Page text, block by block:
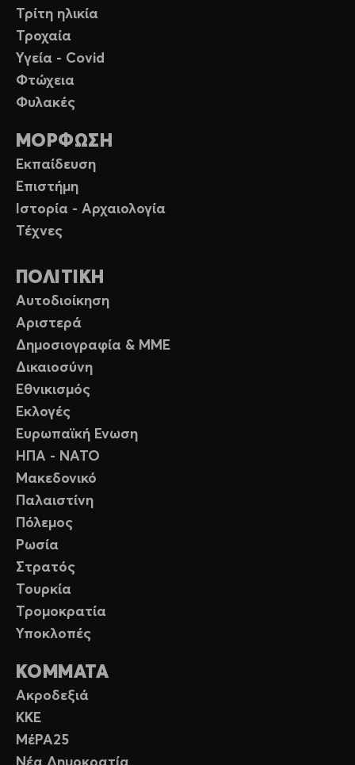
Τρίτη ηλικία
Τροχαία
Υγεία - Covid
Φτώχεια
Φυλακές
ΜΟΡΦΩΣΗ
Εκπαίδευση
Επιστήμη
Ιστορία - Αρχαιολογία
Τέχνες
ΠΟΛΙΤΙΚΗ
Αυτοδιοίκηση
Αριστερά
Δημοσιογραφία & ΜΜΕ
Δικαιοσύνη
Εθνικισμός
Εκλογές
Ευρωπαϊκή Ενωση
ΗΠΑ - ΝΑΤΟ
Μακεδονικό
Παλαιστίνη
Πόλεμος
Ρωσία
Στρατός
Τουρκία
Τρομοκρατία
Υποκλοπές
ΚΟΜΜΑΤΑ
Ακροδεξιά
ΚΚΕ
ΜέΡΑ25